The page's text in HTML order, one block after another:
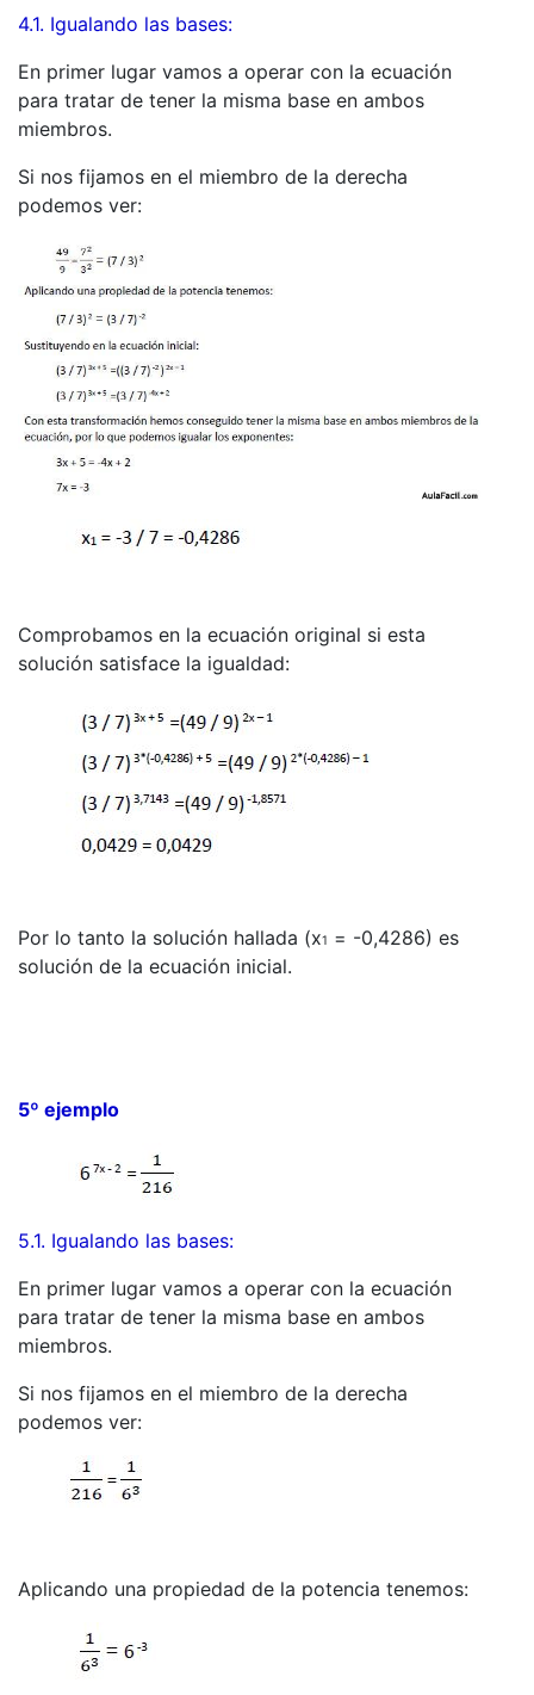
4.1. Igualando las bases:
En primer lugar vamos a operar con la ecuación
para tratar de tener la misma base en ambos
miembros.
Si nos fijamos en el miembro de la derecha
podemos ver:
Comprobamos en la ecuación original si esta
solución satisface la igualdad:
Por lo tanto la solución hallada (x1 = -0,4286) es
solución de la ecuación inicial.
5º ejemplo
5.1. Igualando las bases:
En primer lugar vamos a operar con la ecuación
para tratar de tener la misma base en ambos
miembros.
Si nos fijamos en el miembro de la derecha
podemos ver:
Aplicando una propiedad de la potencia tenemos: